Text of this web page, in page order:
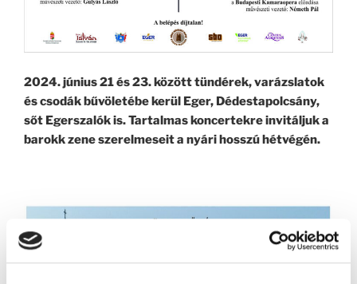
2024. június 21 és 23. között tündérek, varázslatok
és csodák bűvöletébe kerül Eger, Dédestapolcsány,
sőt Egerszalók is. Tartalmas koncertekre invitáljuk a
barokk zene szerelmeseit a nyári hosszú hétvégén.